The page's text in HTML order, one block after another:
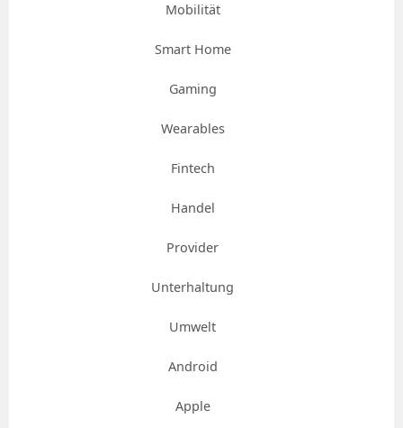
Mobilität
Smart Home
Gaming
Wearables
Fintech
Handel
Provider
Unterhaltung
Umwelt
Android
Apple